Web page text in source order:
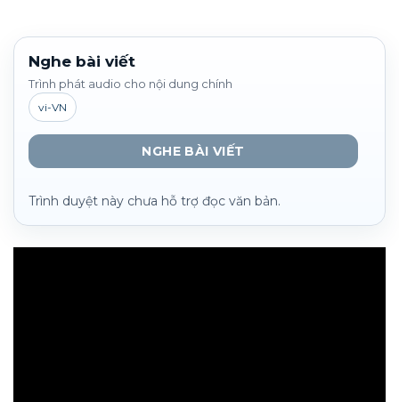
Nghe bài viết
Trình phát audio cho nội dung chính
vi-VN
NGHE BÀI VIẾT
Trình duyệt này chưa hỗ trợ đọc văn bản.